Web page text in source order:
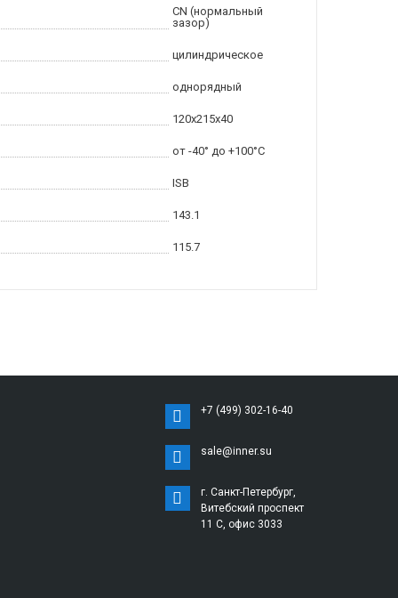
CN (нормальный
зазор)
цилиндрическое
однорядный
120x215x40
от -40° до +100°C
ISB
143.1
115.7
+7 (499) 302-16-40
sale@inner.su
г. Санкт-Петербург,
Витебский проспект
11 С, офис 3033